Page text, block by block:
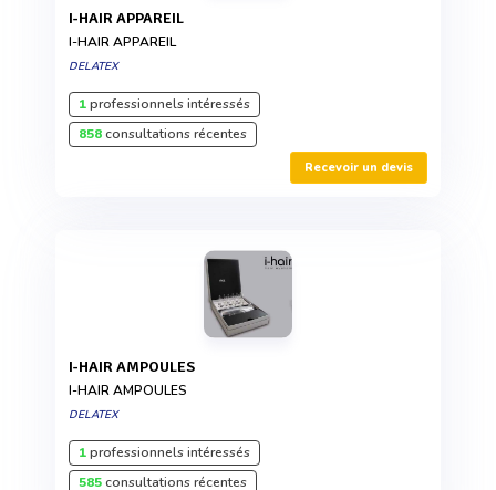
I-HAIR APPAREIL
I-HAIR APPAREIL
DELATEX
1professionnels intéressés
858consultations récentes
Recevoir un devis
I-HAIR AMPOULES
I-HAIR AMPOULES
DELATEX
1professionnels intéressés
585consultations récentes